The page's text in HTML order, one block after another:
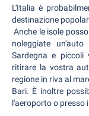
L'Italia è
destinazione
Anche le isole
noleggiate
Sardegna e
ritirare la vostra
regione in riva al
Bari. È inoltre
l'aeroporto o presso